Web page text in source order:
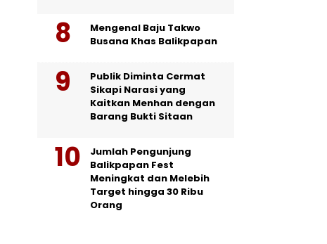
Mengenal Baju Takwo
Busana Khas Balikpapan
Publik Diminta Cermat
Sikapi Narasi yang
Kaitkan Menhan dengan
Barang Bukti Sitaan
Jumlah Pengunjung
Balikpapan Fest
Meningkat dan Melebih
Target hingga 30 Ribu
Orang